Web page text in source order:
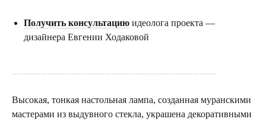
Получить консультацию идеолога проекта —
дизайнера Евгении Ходаковой
......................................................................................
Высокая, тонкая настольная лампа, созданная муранскими
мастерами из выдувного стекла, украшена декоративными